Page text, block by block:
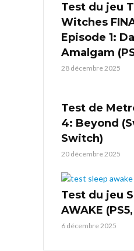
Test du jeu
Witches
Episode 1:
Amalgam
28 décembre 2025
Test de
4: Beyond
Switch)
20 décembre 2025
Test du jeu
AWAKE
6 décembre 2025